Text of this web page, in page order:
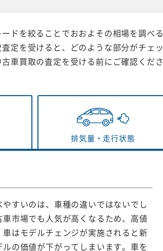
ドを絞ることでおおよその相場を調べる
定を受けると、どのような部分がチェッ
車買取の査定を受ける前にご確認くださ
排気量・ 走行状態
すいのは、車種の違いではないでし
市場でも人気が高くなるため、高値
はモデルチェンジが実施されると新
の価値が下がってしまいます。車を